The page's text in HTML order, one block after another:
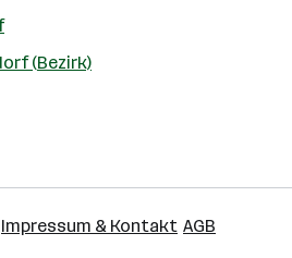
(Bezirk)
Impressum & Kontakt AGB